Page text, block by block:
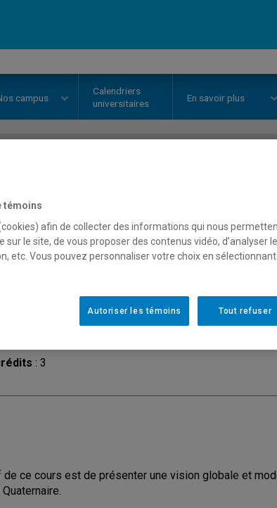
campus
Calendriers
universitaires
En savoir plus
Le système
Horaire - Été 2026 Horaire -
: 3
:
ce cours est de présenter une vision globale et
témoins
afin de collecter des informations qui nous
sur le site, de vous proposer des contenus vidéo, d’analyser
etc. Vous pouvez personnaliser votre choix en sélectionnant
Tout refuser
Autoriser les témoins